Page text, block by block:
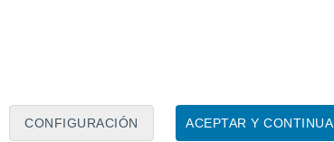
ACEPTAR Y
CONFIGURACIÓN